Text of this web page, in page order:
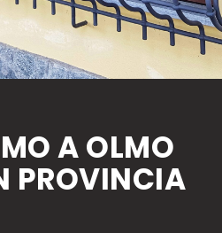
A OLMO
PROVINCIA